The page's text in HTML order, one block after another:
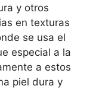
y otros
en texturas
se usa el
especial a la
a estos
piel dura y